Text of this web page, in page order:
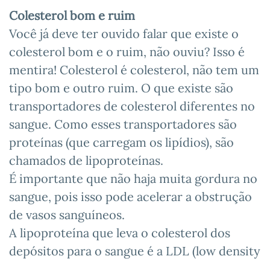
Colesterol bom e ruim
Você já deve ter ouvido falar que existe o
colesterol bom e o ruim, não ouviu? Isso é
mentira! Colesterol é colesterol, não tem um
tipo bom e outro ruim. O que existe são
transportadores de colesterol diferentes no
sangue. Como esses transportadores são
proteínas (que carregam os lipídios), são
chamados de lipoproteínas.
É importante que não haja muita gordura no
sangue, pois isso pode acelerar a obstrução
de vasos sanguíneos.
A lipoproteína que leva o colesterol dos
depósitos para o sangue é a LDL (low density